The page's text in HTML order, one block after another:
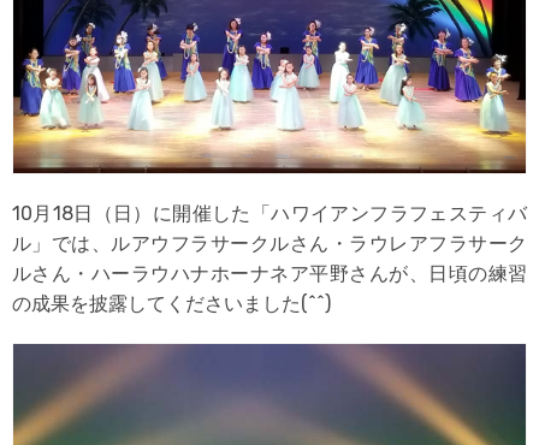
10月18日（日）に開催した「ハワイアンフラフェスティバ
ル」では、ルアウフラサークルさん・ラウレアフラサーク
ルさん・ハーラウハナホーナネア平野さんが、日頃の練習
の成果を披露してくださいました(^^)